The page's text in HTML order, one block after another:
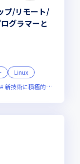
プ/リモート/
グラマーと
Linux
新技術に積極的